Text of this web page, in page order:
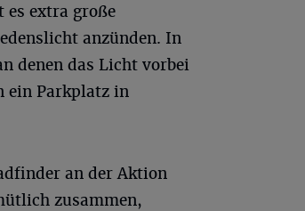
es extra große
anzünden. In
denen das Licht vorbei
ein Parkplatz in
an der Aktion
zusammen,